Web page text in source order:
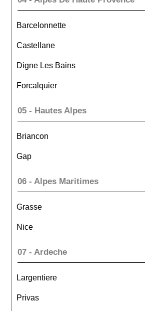
Barcelonnette
Castellane
Digne Les Bains
Forcalquier
05 - Hautes Alpes
Briancon
Gap
06 - Alpes Maritimes
Grasse
Nice
07 - Ardeche
Largentiere
Privas